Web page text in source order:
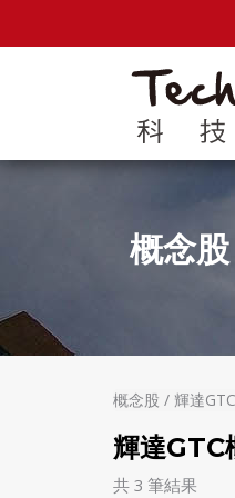
概念股
概念股 / 輝達
輝達GTC
共 3 筆結果